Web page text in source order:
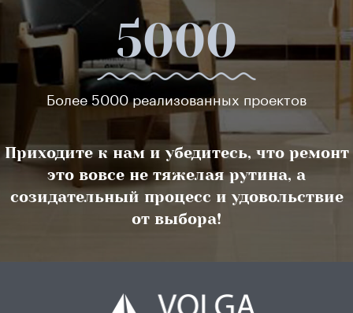
5000
Более 5000 реализованных проектов
Приходите к нам и убедитесь, что ремонт
это вовсе не тяжелая рутина, а
созидательный процесс и удовольствие
от выбора!